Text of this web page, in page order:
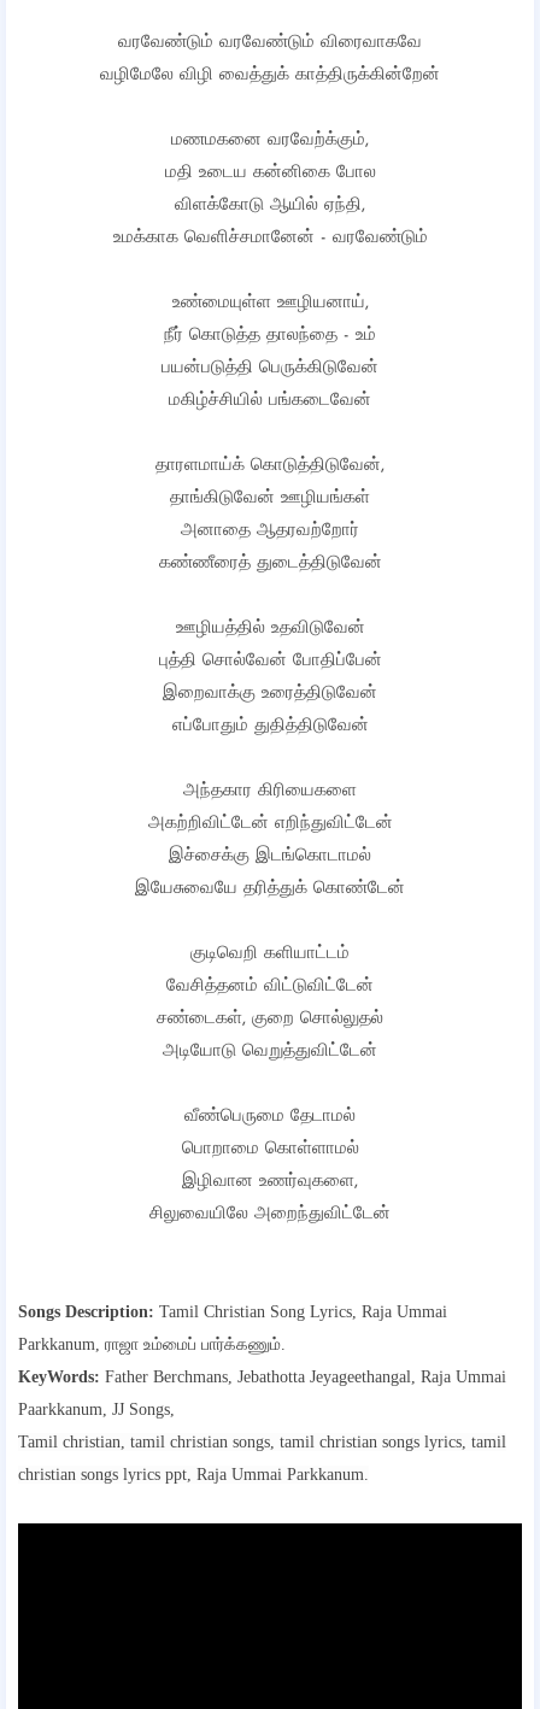
வரவேண்டும் வரவேண்டும் விரைவாகவே
வழிமேலே விழி வைத்துக் காத்திருக்கின்றேன்
மணமகனை வரவேற்க்கும்,
மதி உடைய கன்னிகை போல
விளக்கோடு ஆயில் ஏந்தி,
உமக்காக வெளிச்சமானேன் - வரவேண்டும்
உண்மையுள்ள ஊழியனாய்,
நீர் கொடுத்த தாலந்தை - உம்
பயன்படுத்தி பெருக்கிடுவேன்
மகிழ்ச்சியில் பங்கடைவேன்
தாரளமாய்க் கொடுத்திடுவேன்,
தாங்கிடுவேன் ஊழியங்கள்
அனாதை ஆதரவற்றோர்
கண்ணீரைத் துடைத்திடுவேன்
ஊழியத்தில் உதவிடுவேன்
புத்தி சொல்வேன் போதிப்பேன்
இறைவாக்கு உரைத்திடுவேன்
எப்போதும் துதித்திடுவேன்
அந்தகார கிரியைகளை
அகற்றிவிட்டேன் எறிந்துவிட்டேன்
இச்சைக்கு இடங்கொடாமல்
இயேசுவையே தரித்துக் கொண்டேன்
குடிவெறி களியாட்டம்
வேசித்தனம் விட்டுவிட்டேன்
சண்டைகள், குறை சொல்லுதல்
அடியோடு வெறுத்துவிட்டேன்
வீண்பெருமை தேடாமல்
பொறாமை கொள்ளாமல்
இழிவான உணர்வுகளை,
சிலுவையிலே அறைந்துவிட்டேன்
Songs Description: Tamil Christian Song Lyrics, Raja Ummai
Parkkanum, ராஜா உம்மைப் பார்க்கணும்.
KeyWords: Father Berchmans, Jebathotta Jeyageethangal, Raja Ummai
Paarkkanum, JJ Songs,
Tamil christian, tamil christian songs, tamil christian songs lyrics, tamil
christian songs lyrics ppt, Raja Ummai Parkkanum.